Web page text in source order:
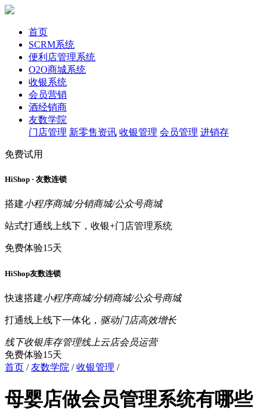
首页
SCRM系统
便利店管理系统
O2O商城系统
收银系统
会员营销
酒经销商
友数学院
门店管理 新零售资讯 收银管理 会员管理 进销存
免费试用
HiShop · 友数连锁
搭建小程序商城/分销商城/公众号商城
站式打通线上线下，收银+门店管理系统
免费体验15天
HiShop友数连锁
快速搭建小程序商城/分销商城/公众号商城
打通线上线下一体化， 驱动门店高效增长
线下收银库存管理线上云店会员运营
免费体验15天
首页 /友数学院 /收银管理 /
母婴店做会员管理系统有哪些